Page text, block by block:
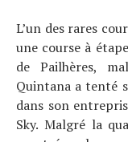
L’un des rares
une course à
de Pailhères,
Quintana a tenté
dans son
Sky. Malgré la